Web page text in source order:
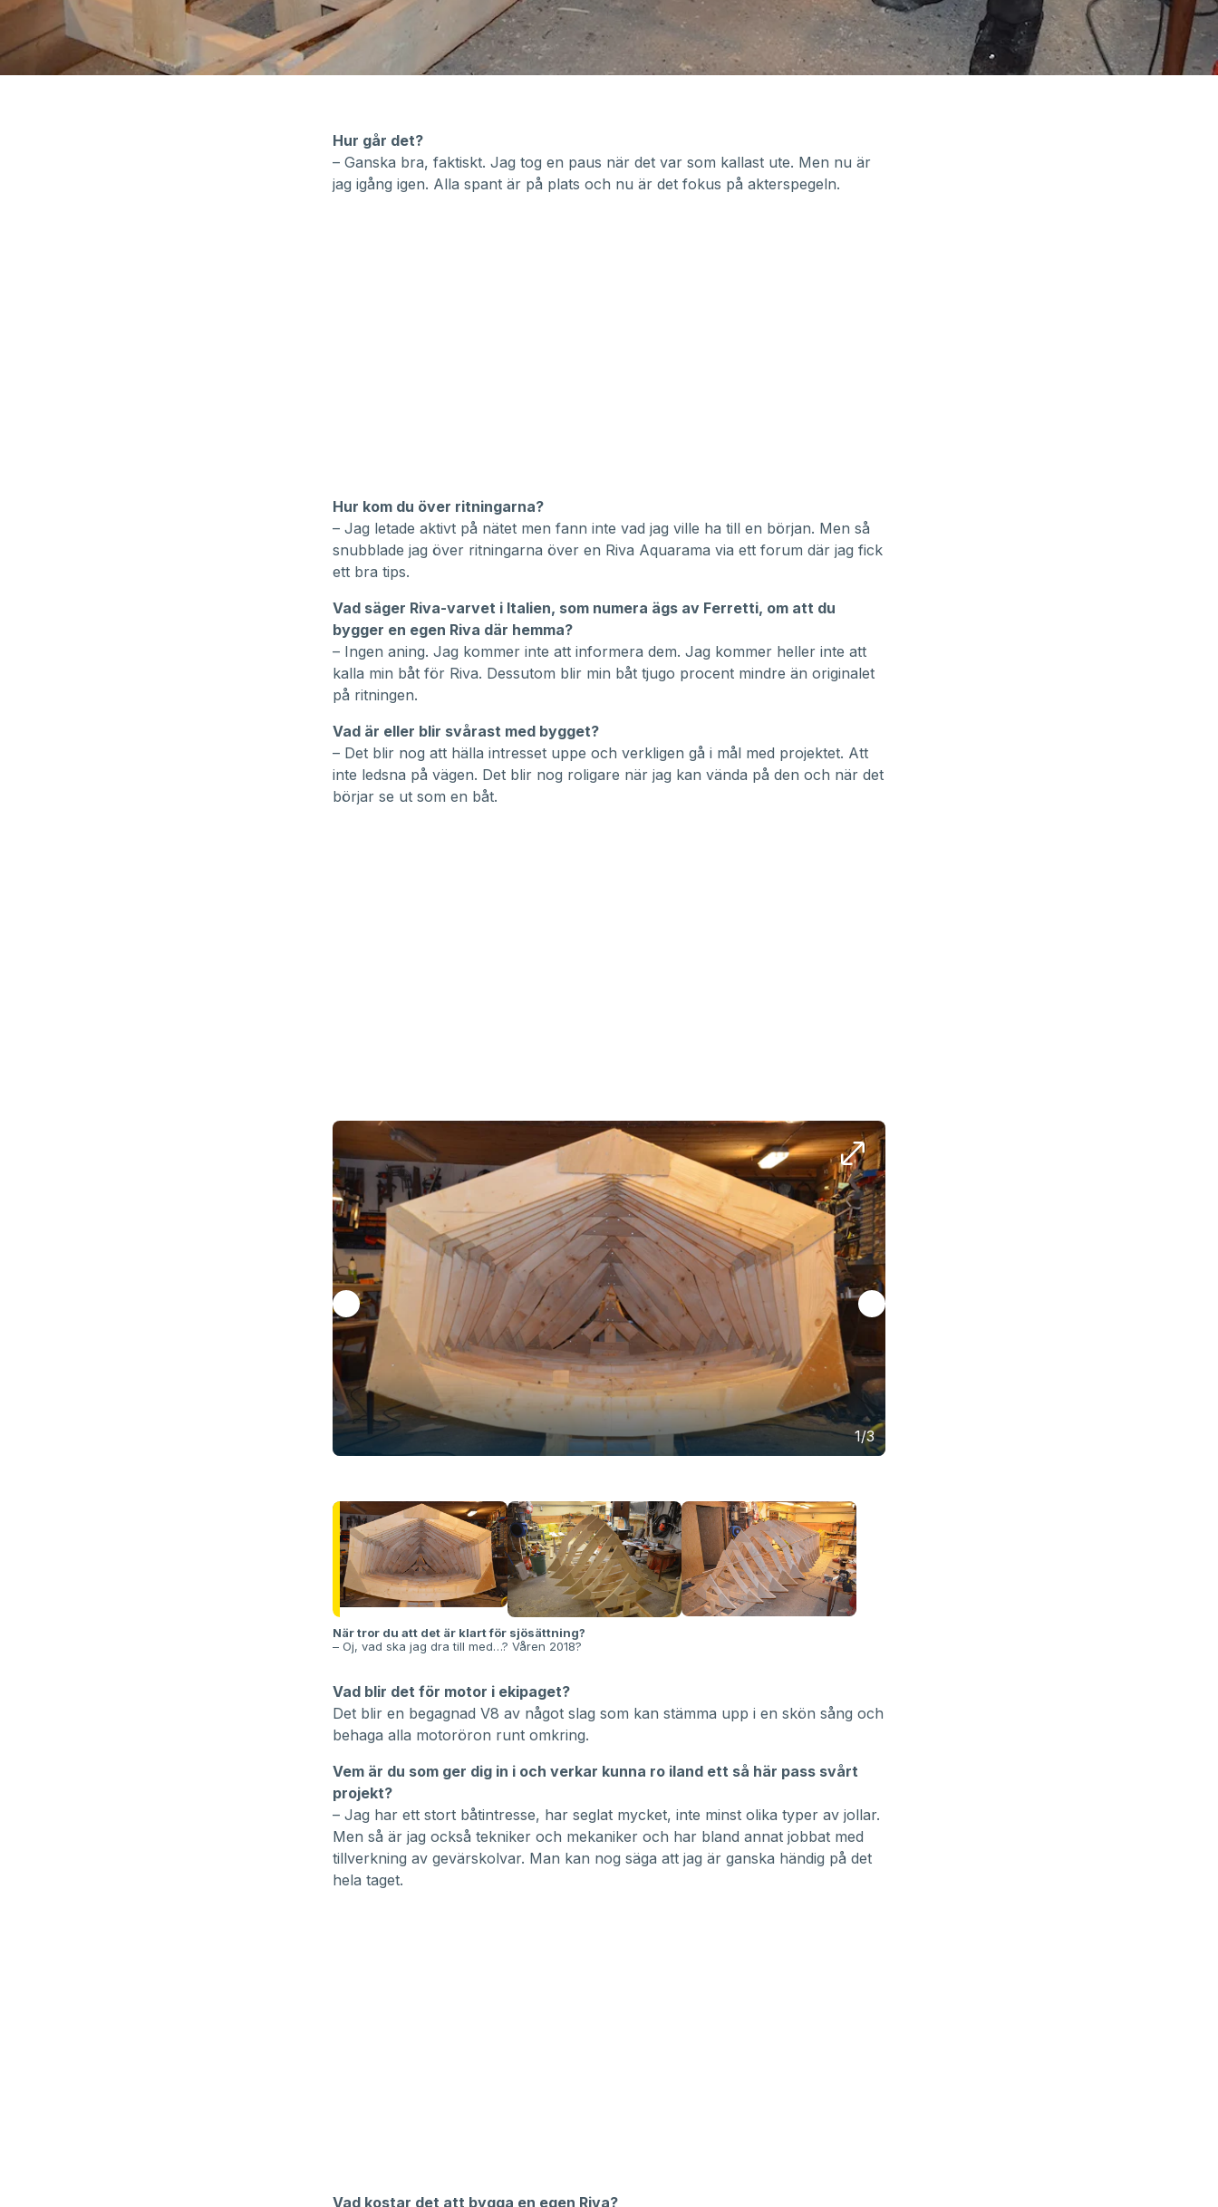
Hur går det?
– Ganska bra, faktiskt. Jag tog en paus när det var som kallast ute. Men nu är
jag igång igen. Alla spant är på plats och nu är det fokus på akterspegeln.
Hur kom du över ritningarna?
– Jag letade aktivt på nätet men fann inte vad jag ville ha till en början. Men så
snubblade jag över ritningarna över en Riva Aquarama via ett forum där jag fick
ett bra tips.
Vad säger Riva-varvet i Italien, som numera ägs av Ferretti, om att du
bygger en egen Riva där hemma?
– Ingen aning. Jag kommer inte att informera dem. Jag kommer heller inte att
kalla min båt för Riva. Dessutom blir min båt tjugo procent mindre än originalet
på ritningen.
Vad är eller blir svårast med bygget?
– Det blir nog att hälla intresset uppe och verkligen gå i mål med projektet. Att
inte ledsna på vägen. Det blir nog roligare när jag kan vända på den och när det
börjar se ut som en båt.
1/3
När tror du att det är klart för sjösättning?
– Oj, vad ska jag dra till med…? Våren 2018?
Vad blir det för motor i ekipaget?
Det blir en begagnad V8 av något slag som kan stämma upp i en skön sång och
behaga alla motoröron runt omkring.
Vem är du som ger dig in i och verkar kunna ro iland ett så här pass svårt
projekt?
– Jag har ett stort båtintresse, har seglat mycket, inte minst olika typer av jollar.
Men så är jag också tekniker och mekaniker och har bland annat jobbat med
tillverkning av gevärskolvar. Man kan nog säga att jag är ganska händig på det
hela taget.
Vad kostar det att bygga en egen Riva?